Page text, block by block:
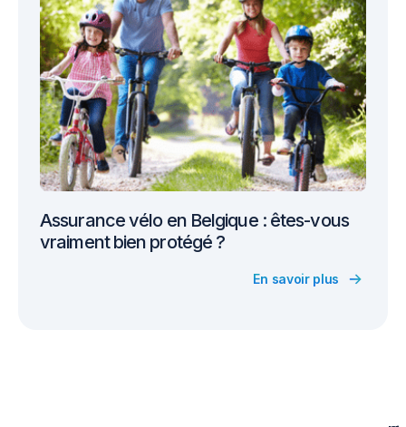
Assurance vélo en Belgique : êtes-vous
vraiment bien protégé ?
En savoir plus